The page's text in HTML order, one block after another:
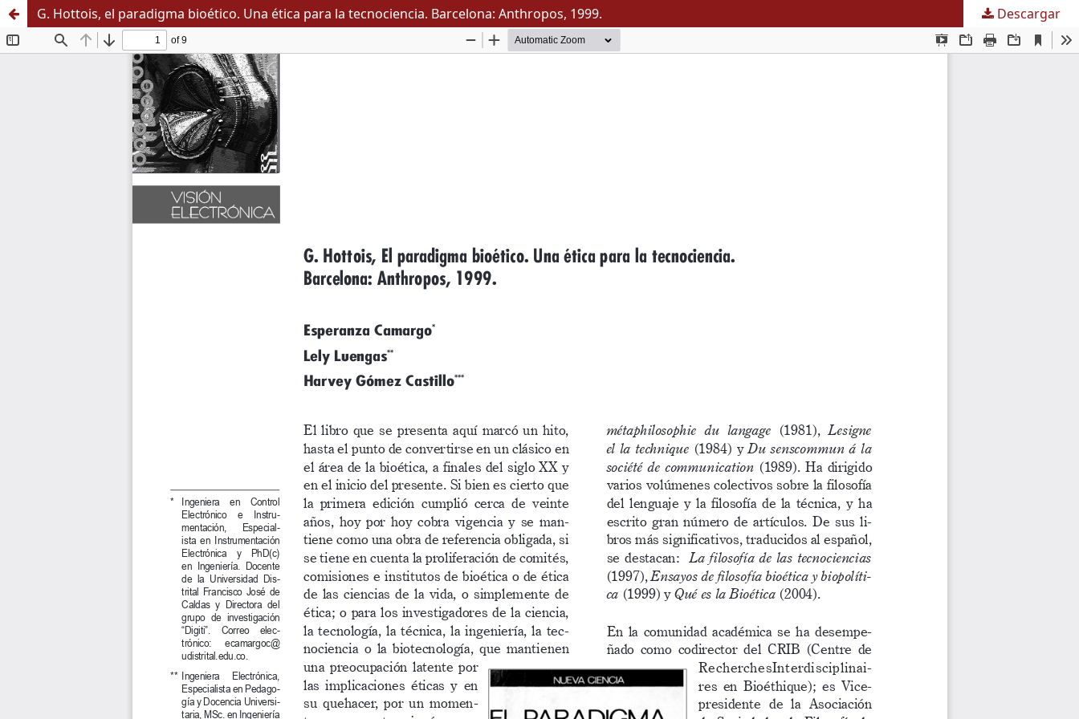
G. Hottois, el paradigma bioético. Una ética para la tecnociencia. Barcelona: Anthropos, 1999. Descargar